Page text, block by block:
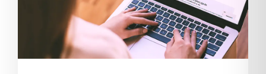
DESIGN
DESTAQUE